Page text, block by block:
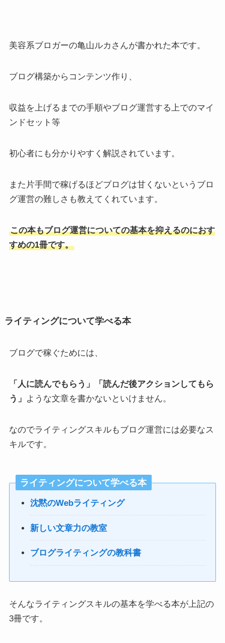
美容系ブロガーの亀山ルカさんが書かれた本です。
ブログ構築からコンテンツ作り、
収益を上げるまでの手順やブログ運営する上でのマイ
ンドセット等
初心者にも分かりやすく解説されています。
また片手間で稼げるほどブログは甘くないというブロ
グ運営の難しさも教えてくれています。
この本もブログ運営についての基本を抑えるのにおす
すめの1冊です。
ライティングについて学べる本
ブログで稼ぐためには、
「人に読んでもらう」「読んだ後アクションしてもら
う」
ような文章を書かないといけません。
なのでライティングスキルもブログ運営には必要なス
キルです。
ライティングについて学べる本
沈黙のWebライティング
新しい文章力の教室
ブログライティングの教科書
そんなライティングスキルの基本を学べる本が上記の
3冊です。